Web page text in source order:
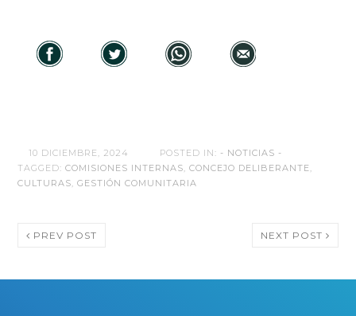
10 DICIEMBRE, 2024 POSTED IN: - NOTICIAS -
TAGGED:COMISIONES INTERNAS ,CONCEJO DELIBERANTE
CULTURAS ,GESTIÓN COMUNITARIA
PREV POST NEXT POST